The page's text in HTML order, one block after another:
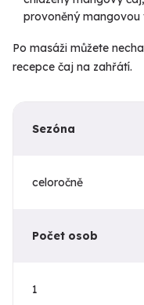
provoněný mangovou
Po masáži můžete
recepce čaj na zahřátí.
Sezóna
celoročně
Počet osob
1